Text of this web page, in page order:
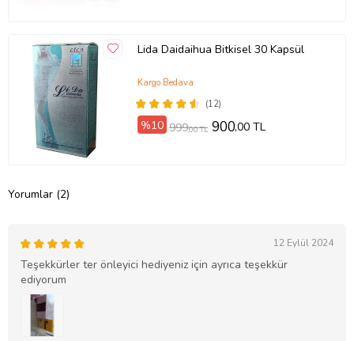
Lida Daidaihua Bitkisel 30 Kapsül
(12)
Kargo Bedava
%10 999,00 TL 900,00 TL
Yorumlar (2)
12 Eylül 2024
Teşekkürler ter önleyici hediyeniz için ayrıca teşekkür
ediyorum